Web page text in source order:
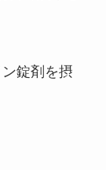
錠剤を摂